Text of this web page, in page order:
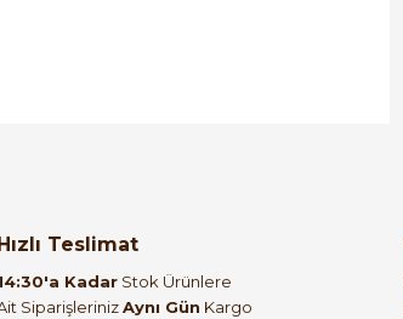
Teslimat
Kadar Stok Ürünlere
SiparişlerinizAynı Gün Kargo